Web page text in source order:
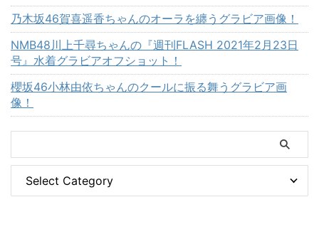
乃木坂46賀喜遥香ちゃんのオーラを纏うグラビア画像！
NMB48川上千尋ちゃんの『週刊FLASH 2021年2月23日
号』水着グラビアオフショット！
櫻坂46小林由依ちゃんのクールに振る舞うグラビア画
像！